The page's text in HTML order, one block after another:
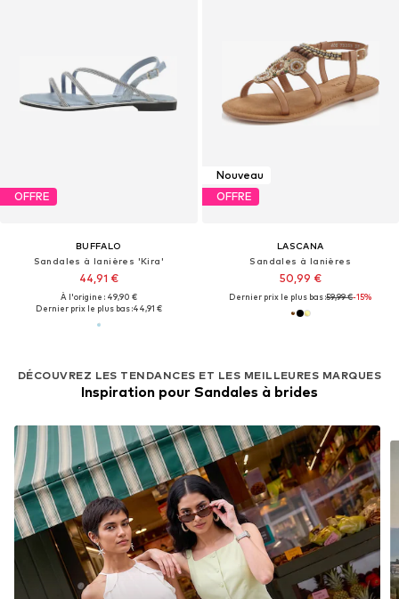
OFFRE
BUFFALO
Sandales à lanières 'Kira'
44,91 €
À l'origine : 49,90 €
Dernier prix le plus bas :44,91 €
DÉCOUVREZ LES TENDANCES ET LES MEILLEURES MARQUES
Inspiration pour Sandales à brides
Nouveau
OFFRE
LASCANA
Sandales à lanières
50,99 €
Dernier prix le plus bas :59,99 €-15%